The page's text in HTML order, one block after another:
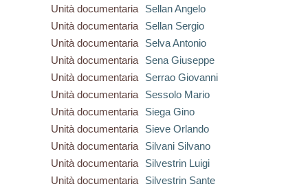
Unità documentaria
Sellan Angelo
Unità documentaria
Sellan Sergio
Unità documentaria
Selva Antonio
Unità documentaria
Sena Giuseppe
Unità documentaria
Serrao Giovanni
Unità documentaria
Sessolo Mario
Unità documentaria
Siega Gino
Unità documentaria
Sieve Orlando
Unità documentaria
Silvani Silvano
Unità documentaria
Silvestrin Luigi
Unità documentaria
Silvestrin Sante